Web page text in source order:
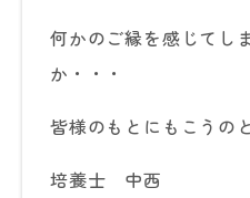
何かのご縁を感じてし
か・・・
皆様のもとにもこうの
培養士 中西